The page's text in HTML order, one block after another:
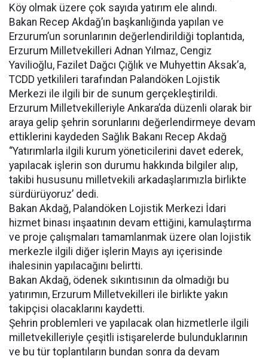
Köy olmak üzere çok sayıda yatırım ele alındı.
Bakan Recep Akdağ’ın başkanlığında yapılan ve
Erzurum’un sorunlarının değerlendirildiği toplantıda,
Erzurum Milletvekilleri Adnan Yılmaz, Cengiz
Yavilioğlu, Fazilet Dağcı Çığlık ve Muhyettin Aksak’a,
TCDD yetkilileri tarafından Palandöken Lojistik
Merkezi ile ilgili bir de sunum gerçekleştirildi.
Erzurum Milletvekilleriyle Ankara’da düzenli olarak bir
araya gelip şehrin sorunlarını değerlendirmeye devam
ettiklerini kaydeden Sağlık Bakanı Recep Akdağ
“Yatırımlarla ilgili kurum yöneticilerini davet ederek,
yapılacak işlerin son durumu hakkında bilgiler alıp,
takibi hususunu milletvekili arkadaşlarımızla birlikte
sürdürüyoruz’ dedi.
Bakan Akdağ, Palandöken Lojistik Merkezi İdari
hizmet binası inşaatının devam ettiğini, kamulaştırma
ve proje çalışmaları tamamlanmak üzere olan lojistik
merkezle ilgili diğer işlerin Mayıs ayı içerisinde
ihalesinin yapılacağını belirtti.
Bakan Akdağ, ödenek sıkıntısının da olmadığı bu
yatırımın, Erzurum Milletvekilleri ile birlikte yakın
takipçisi olacaklarını kaydetti.
Şehrin problemleri ve yapılacak olan hizmetlerle ilgili
milletvekilleriyle çeşitli istişarelerde bulunduklarının
ve bu tür toplantıların bundan sonra da devam